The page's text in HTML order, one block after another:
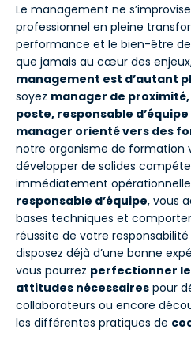
Le management ne
professionnel en pleine
performance et le bien-être
que jamais au cœur des
management est d’autant
soyez manager de
poste, responsable
manager orienté vers des
notre organisme de formation
développer de solides
immédiatement
responsable d’équipe, vous
bases techniques et
réussite de votre
disposez déjà d’une bonne
vous pourrez perfectionner
attitudes nécessaires pour
collaborateurs ou encore
les différentes pratiques de